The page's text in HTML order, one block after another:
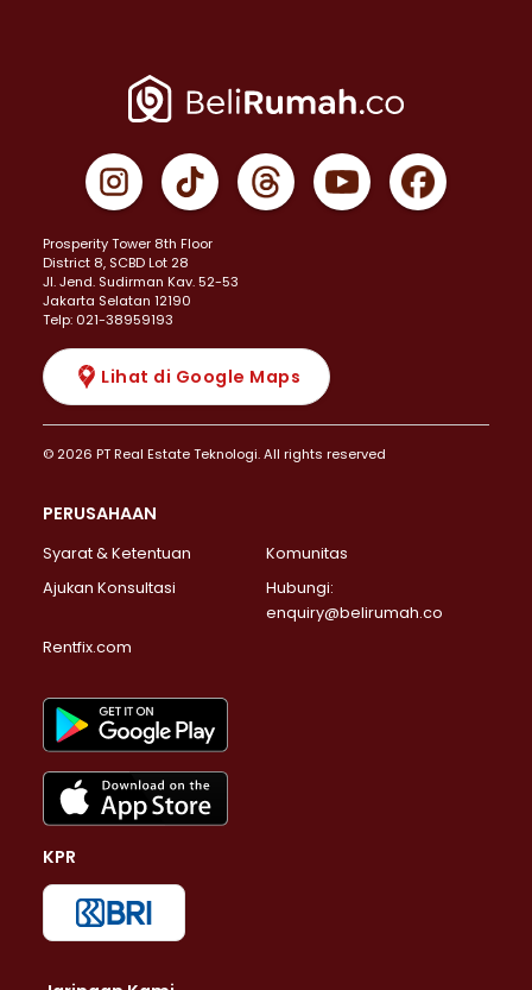
Prosperity Tower 8th Floor
District 8, SCBD Lot 28
JI. Jend. Sudirman Kav. 52-53
Jakarta Selatan 12190
Telp: 021-38959193
Lihat di Google Maps
© 2026 PT Real Estate Teknologi. All rights reserved
PERUSAHAAN
Syarat & Ketentuan
Komunitas
Ajukan Konsultasi
Hubungi:
enquiry@belirumah.co
Rentfix.com
KPR